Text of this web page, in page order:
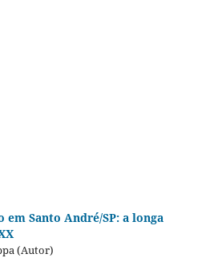
Santo André/SP: a longa
(Autor)